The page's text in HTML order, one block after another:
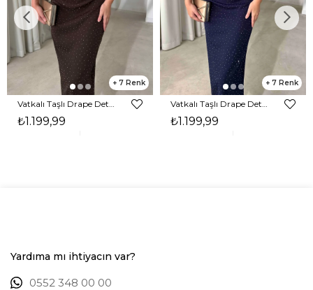
7
₺1.199,99
7
₺1.199,99
Yardıma mı ihtiyacın var?
0552 348 00 00